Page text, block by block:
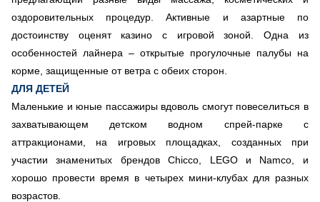
оздоровительных процедур. Активные и азартные по
достоинству оценят казино с игровой зоной. Одна из
особенностей лайнера – открытые прогулочные палубы на
корме, защищенные от ветра с обеих сторон.
ДЛЯ ДЕТЕЙ
Маленькие и юные пассажиры вдоволь смогут повеселиться в
захватывающем детском водном спрей-парке с
аттракционами, на игровых площадках, созданных при
участии знаменитых брендов Chicco, LEGO и Namco, и
хорошо провести время в четырех мини-клубах для разных
возрастов.